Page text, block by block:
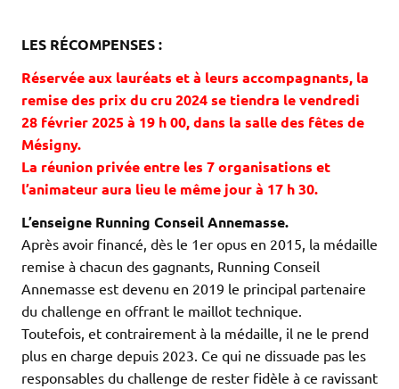
LES RÉCOMPENSES :
Réservée aux lauréats et à leurs accompagnants, la
remise des prix du cru 2024 se tiendra levendredi
28 février 2025 à 19 h 00, dans la salle des fêtes de
Mésigny.
La réunion privée entre les 7 organisations et
l’animateur aura lieu le même jour à 17 h 30.
L’enseigne Running Conseil Annemasse.
Après avoir financé, dès le 1er opus en 2015, la médaille
remise à chacun des gagnants, Running Conseil
Annemasse est devenu en 2019 le principal partenaire
du challenge en offrant le maillot technique.
Toutefois, et contrairement à la médaille, il ne le prend
plus en charge depuis 2023. Ce qui ne dissuade pas les
responsables du challenge de rester fidèle à ce ravissant